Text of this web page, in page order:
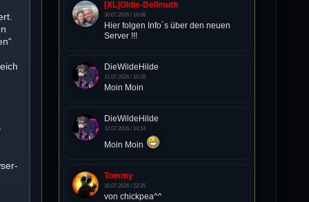
[XL]Oldie-Dellmuth
30.07.2026 / 16:08
Hier folgen Info´s über den neuen
Server !!!
DieWildeHilde
21.07.2026 / 10:28
Moin Moin
DieWildeHilde
12.07.2026 / 14:14
Moin Moin
Tommy
10.07.2026 / 22:25
von chickpea^^